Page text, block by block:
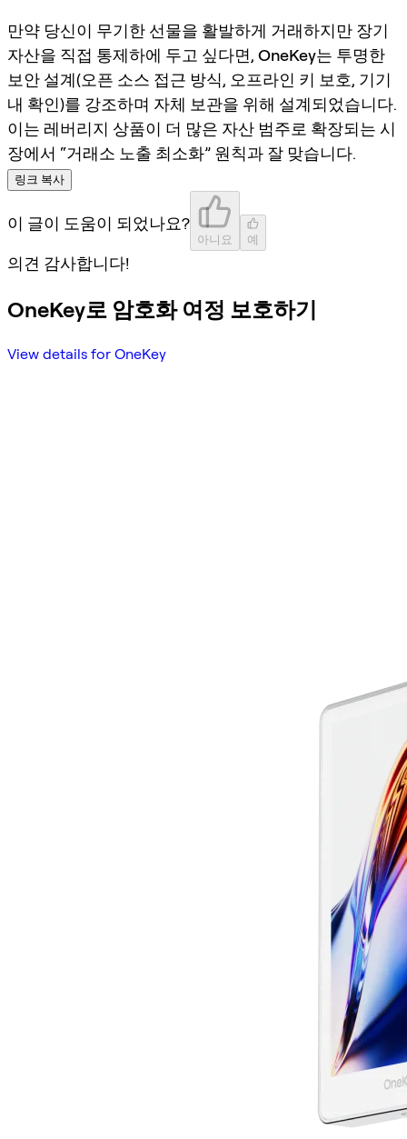
만약 당신이 무기한 선물을 활발하게 거래하지만 장기
자산을 직접 통제하에 두고 싶다면, OneKey는 투명한
보안 설계(오픈 소스 접근 방식, 오프라인 키 보호, 기기
내 확인)를 강조하며 자체 보관을 위해 설계되었습니다.
이는 레버리지 상품이 더 많은 자산 범주로 확장되는 시
장에서 “거래소 노출 최소화” 원칙과 잘 맞습니다.
링크 복사
이 글이 도움이 되었나요?
아니요 예
의견 감사합니다!
OneKey로 암호화 여정 보호하기
View details for OneKey